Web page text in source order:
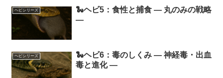
ヘビシリーズ
🐍ヘビ5：食性と捕食 ― 丸のみの戦略
―
ヘビシリーズ
🐍ヘビ6：毒のしくみ ― 神経毒・出血
毒と進化 ―